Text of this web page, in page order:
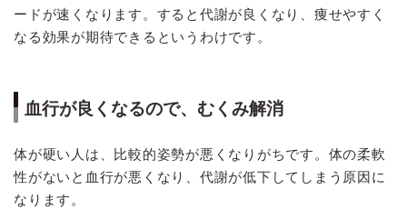
ードが速くなります。すると代謝が良くなり、痩せやすく
なる効果が期待できるというわけです。
血行が良くなるので、むくみ解消
体が硬い人は、比較的姿勢が悪くなりがちです。体の柔軟
性がないと血行が悪くなり、代謝が低下してしまう原因に
なります。